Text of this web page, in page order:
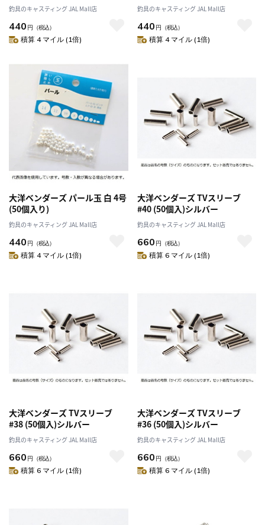
釣具のキャスティング JAL Mall店
440 円 （税込）
積算 4 マイル (1倍)
釣具のキャスティング JAL Mall店
440 円 （税込）
積算 4 マイル (1倍)
大洋ベンダーズ パール玉 白 4号
(50個入り)
釣具のキャスティング JAL Mall店
440 円 （税込）
積算 4 マイル (1倍)
大洋ベンダーズ TVスリーブ
#40 (50個入)シルバー
釣具のキャスティング JAL Mall店
660 円 （税込）
積算 6 マイル (1倍)
大洋ベンダーズ TVスリーブ
#38 (50個入)シルバー
釣具のキャスティング JAL Mall店
660 円 （税込）
積算 6 マイル (1倍)
大洋ベンダーズ TVスリーブ
#36 (50個入)シルバー
釣具のキャスティング JAL Mall店
660 円 （税込）
積算 6 マイル (1倍)